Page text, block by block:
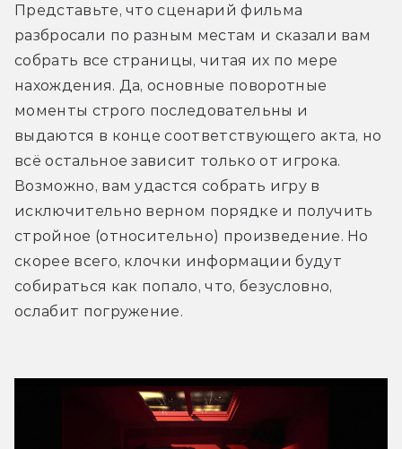
Представьте, что сценарий фильма
разбросали по разным местам и сказали вам
собрать все страницы, читая их по мере
нахождения. Да, основные поворотные
моменты строго последовательны и
выдаются в конце соответствующего акта, но
всё остальное зависит только от игрока.
Возможно, вам удастся собрать игру в
исключительно верном порядке и получить
стройное (относительно) произведение. Но
скорее всего, клочки информации будут
собираться как попало, что, безусловно,
ослабит погружение.